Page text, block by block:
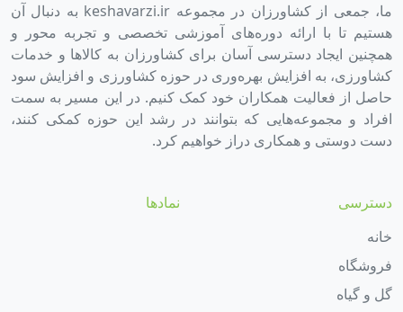
ما، جمعی از کشاورزان در مجموعه keshavarzi.ir به دنبال آن
هستیم تا با ارائه دوره‌های آموزشی تخصصی و تجربه محور و
همچنین ایجاد دسترسی آسان برای کشاورزان به کالاها و خدمات
کشاورزی، به افزایش بهره‌وری در حوزه کشاورزی و افزایش سود
حاصل از فعالیت همکاران خود کمک کنیم. در این مسیر به سمت
افراد و مجموعه‌هایی که بتوانند در رشد این حوزه کمکی کنند،
دست دوستی و همکاری دراز خواهیم کرد.
دسترسی
خانه
فروشگاه
گل و گیاه
نمادها